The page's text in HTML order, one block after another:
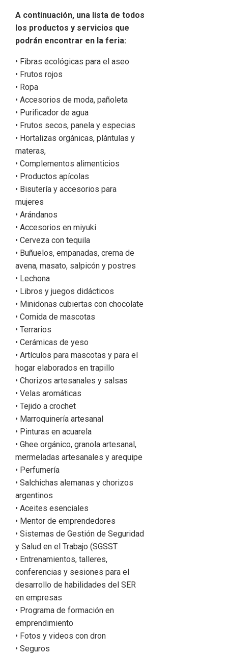
A continuación, una lista de todos
los productos y servicios que
podrán encontrar en la feria:
• Fibras ecológicas para el aseo
• Frutos rojos
• Ropa
• Accesorios de moda, pañoleta
• Purificador de agua
• Frutos secos, panela y especias
• Hortalizas orgánicas, plántulas y
materas,
• Complementos alimenticios
• Productos apícolas
• Bisutería y accesorios para
mujeres
• Arándanos
• Accesorios en miyuki
• Cerveza con tequila
• Buñuelos, empanadas, crema de
avena, masato, salpicón y postres
• Lechona
• Libros y juegos didácticos
• Minidonas cubiertas con chocolate
• Comida de mascotas
• Terrarios
• Cerámicas de yeso
• Artículos para mascotas y para el
hogar elaborados en trapillo
• Chorizos artesanales y salsas
• Velas aromáticas
• Tejido a crochet
• Marroquinería artesanal
• Pinturas en acuarela
• Ghee orgánico, granola artesanal,
mermeladas artesanales y arequipe
• Perfumería
• Salchichas alemanas y chorizos
argentinos
• Aceites esenciales
• Mentor de emprendedores
• Sistemas de Gestión de Seguridad
y Salud en el Trabajo (SGSST
• Entrenamientos, talleres,
conferencias y sesiones para el
desarrollo de habilidades del SER
en empresas
• Programa de formación en
emprendimiento
• Fotos y videos con dron
• Seguros